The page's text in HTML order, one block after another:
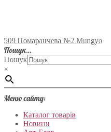
509 Помаранчева №2 Mungyo
Пошук…
Пошук
×
Меню сайту:
Каталог товарів
Новини